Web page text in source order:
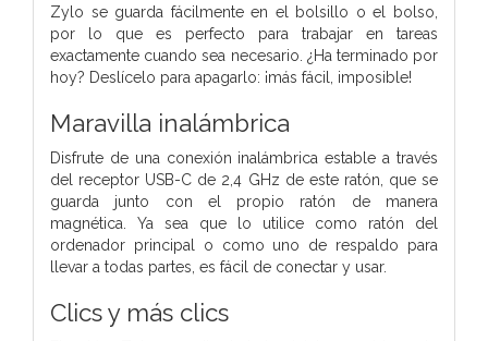
Zylo se guarda fácilmente en el bolsillo o el bolso,
por lo que es perfecto para trabajar en tareas
exactamente cuando sea necesario. ¿Ha terminado por
hoy? Deslícelo para apagarlo: ¡más fácil, imposible!
Maravilla inalámbrica
Disfrute de una conexión inalámbrica estable a través
del receptor USB-C de 2,4 GHz de este ratón, que se
guarda junto con el propio ratón de manera
magnética. Ya sea que lo utilice como ratón del
ordenador principal o como uno de respaldo para
llevar a todas partes, es fácil de conectar y usar.
Clics y más clics